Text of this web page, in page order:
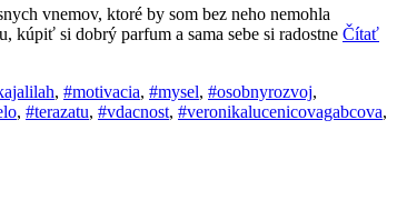
vnemov, ktoré by som bez neho nemohla
si dobrý parfum a sama sebe si radostne Čítať
, #motivacia, #mysel, #osobnyrozvoj,
, #terazatu, #vdacnost, #veronikalucenicovagabcova,